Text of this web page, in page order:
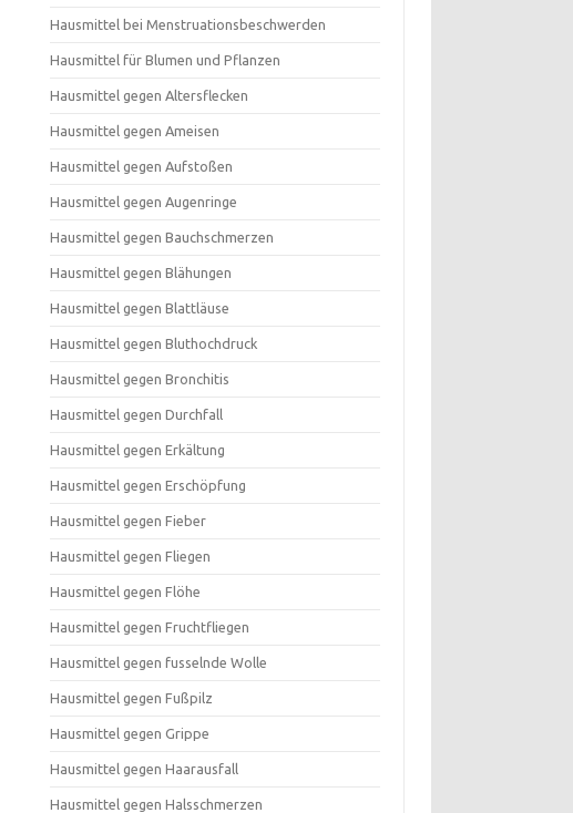
Hausmittel bei Menstruationsbeschwerden
Hausmittel für Blumen und Pflanzen
Hausmittel gegen Altersflecken
Hausmittel gegen Ameisen
Hausmittel gegen Aufstoßen
Hausmittel gegen Augenringe
Hausmittel gegen Bauchschmerzen
Hausmittel gegen Blähungen
Hausmittel gegen Blattläuse
Hausmittel gegen Bluthochdruck
Hausmittel gegen Bronchitis
Hausmittel gegen Durchfall
Hausmittel gegen Erkältung
Hausmittel gegen Erschöpfung
Hausmittel gegen Fieber
Hausmittel gegen Fliegen
Hausmittel gegen Flöhe
Hausmittel gegen Fruchtfliegen
Hausmittel gegen fusselnde Wolle
Hausmittel gegen Fußpilz
Hausmittel gegen Grippe
Hausmittel gegen Haarausfall
Hausmittel gegen Halsschmerzen